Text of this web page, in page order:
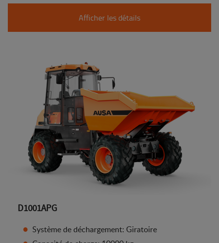
Afficher les détails
D1001APG
Système de déchargement: Giratoire